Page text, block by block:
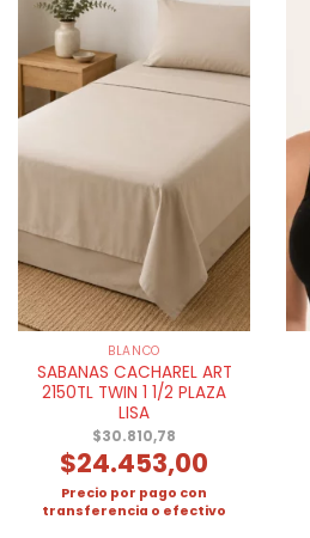
BLANCO
SABANAS CACHAREL ART
2150TL TWIN 1 1/2 PLAZA
LISA
$30.810,78
$24.453,00
Precio por pago con
transferencia o efectivo